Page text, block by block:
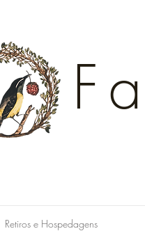
Retiros e Hospedagens